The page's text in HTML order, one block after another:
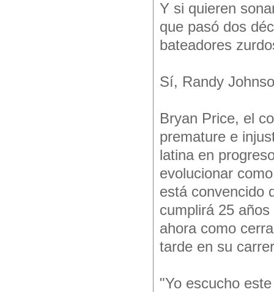
Y si quieren
que pasó dos
bateadores
Sí, Randy
Bryan Price, el
premature e
latina en
evolucionar
está convencido
cumplirá 25
ahora como
tarde en su
"Yo escucho